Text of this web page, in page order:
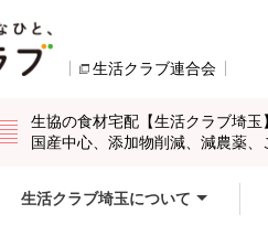
生活クラブ連合会
生協の食材宅配【生活クラブ埼玉】
国産中心、添加物削減、減農薬、
生活クラブ埼玉について